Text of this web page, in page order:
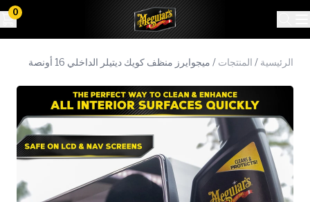
0
الرئيسية / المنتجات / ميجوايرز منظف ​​كويك ديتيلر الداخلي 16 أونصة